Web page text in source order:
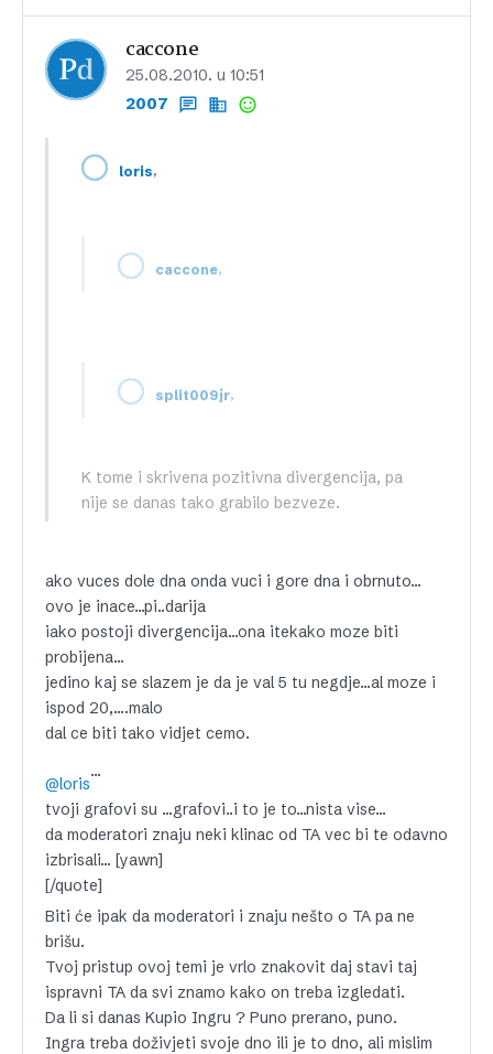
caccone
25.08.2010. u 10:51
2007
loris,
caccone,
split009jr,
K tome i skrivena pozitivna divergencija, pa
nije se danas tako grabilo bezveze.
ako vuces dole dna onda vuci i gore dna i obrnuto…
ovo je inace…pi..darija
iako postoji divergencija…ona itekako moze biti
probijena…
jedino kaj se slazem je da je val 5 tu negdje…al moze i
ispod 20,….malo
dal ce biti tako vidjet cemo.
@loris
…
tvoji grafovi su …grafovi..i to je to…nista vise…
da moderatori znaju neki klinac od TA vec bi te odavno
izbrisali… [yawn]
[/quote]
Biti će ipak da moderatori i znaju nešto o TA pa ne
brišu.
Tvoj pristup ovoj temi je vrlo znakovit daj stavi taj
ispravni TA da svi znamo kako on treba izgledati.
Da li si danas Kupio Ingru ? Puno prerano, puno.
Ingra treba doživjeti svoje dno ili je to dno, ali mislim